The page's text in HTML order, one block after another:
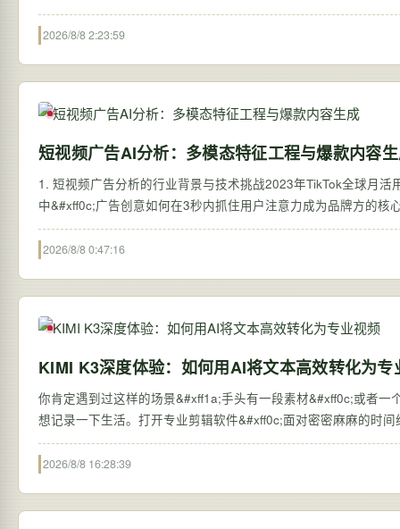
2026/8/8 2:23:59
短视频广告AI分析：多模态特征工程与爆款内容
1. 短视频广告分析的行业背景与技术挑战2023年TikTok全球月
中&#xff0c;广告创意如何在3秒内抓住用户注意力成为品牌方的
2026/8/8 0:47:16
KIMI K3深度体验：如何用AI将文本高效转化为专
你肯定遇到过这样的场景&#xff1a;手头有一段素材&#xff0c;或者
想记录一下生活。打开专业剪辑软件&#xff0c;面对密密麻麻的
2026/8/8 16:28:39